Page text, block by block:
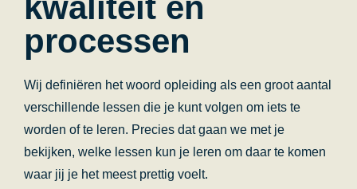
kwaliteit en
processen
Wij definiëren het woord opleiding als een groot aantal
verschillende lessen die je kunt volgen om iets te
worden of te leren. Precies dat gaan we met je
bekijken, welke lessen kun je leren om daar te komen
waar jij je het meest prettig voelt.